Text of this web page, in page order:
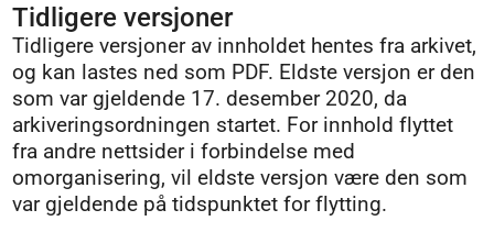
Tidligere versjoner
Tidligere versjoner av innholdet hentes fra arkivet,
og kan lastes ned som PDF. Eldste versjon er den
som var gjeldende 17. desember 2020, da
arkiveringsordningen startet. For innhold flyttet
fra andre nettsider i forbindelse med
omorganisering, vil eldste versjon være den som
var gjeldende på tidspunktet for flytting.